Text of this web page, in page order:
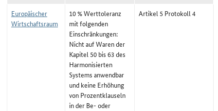
Europäischer
Wirtschaftsraum
10 % Werttoleranz
mit folgenden
Einschränkungen:
Nicht auf Waren der
Kapitel 50 bis 63 des
Harmonisierten
Systems anwendbar
und keine Erhöhung
von Prozentklauseln
in der Be- oder
Artikel 5 Protokoll 4